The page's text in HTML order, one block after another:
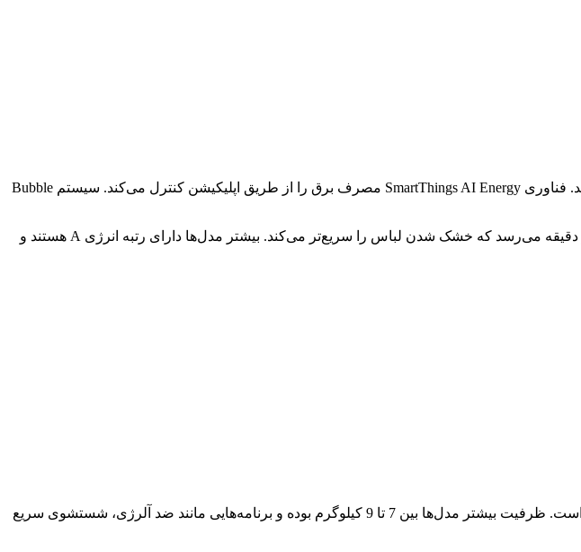
ماشین‌های لباسشویی Samsung ظاهر مدرن و امکانات هوشمند دارند و شستشو را با کیفیت بالا انجام می‌دهند. فناوری SmartThings AI Energy مصرف برق را از طریق اپلیکیشن کنترل می‌کند. سیستم Bubble
مدل‌های این برند معمولا بین 8 تا 12 کیلوگرم ظرفیت دارند و در برخی مدل‌ها سرعت چرخش تا 1600 دور در دقیقه می‌رسد که خشک شدن لباس را سریع‌تر می‌کند. بیشتر مدل‌ها دارای رتبه انرژی A هستند و
برند Whirlpool شاید به اندازه سه برند دیگر شناخته‌شده نباشد، اما کیفیت ساخت و امکانات آن رضایت‌بخش است. ظرفیت بیشتر مدل‌ها بین 7 تا 9 کیلوگرم بوده و برنامه‌هایی مانند ضد آلرژی، شستشوی سریع